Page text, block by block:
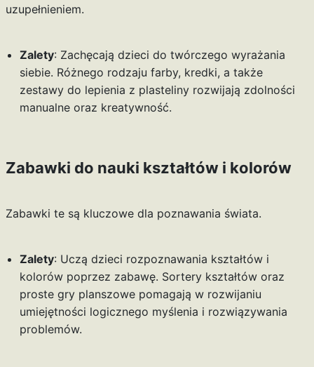
uzupełnieniem.
Zalety: Zachęcają dzieci do twórczego wyrażania
siebie. Różnego rodzaju farby, kredki, a także
zestawy do lepienia z plasteliny rozwijają zdolności
manualne oraz kreatywność.
Zabawki do nauki kształtów i kolorów
Zabawki te są kluczowe dla poznawania świata.
Zalety: Uczą dzieci rozpoznawania kształtów i
kolorów poprzez zabawę. Sortery kształtów oraz
proste gry planszowe pomagają w rozwijaniu
umiejętności logicznego myślenia i rozwiązywania
problemów.